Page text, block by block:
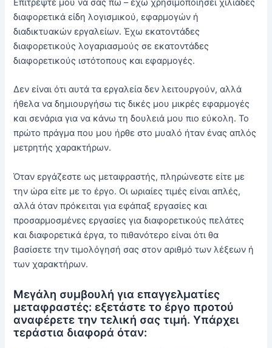
Επιτρέψτε μου να σας πω – έχω χρησιμοποιήσει χιλιάδες
διαφορετικά είδη λογισμικού, εφαρμογών ή
διαδικτυακών εργαλείων. Έχω εκατοντάδες
διαφορετικούς λογαριασμούς σε εκατοντάδες
διαφορετικούς ιστότοπους και εφαρμογές.
Δεν είναι ότι αυτά τα εργαλεία δεν λειτουργούν, αλλά
ήθελα να δημιουργήσω τις δικές μου μικρές εφαρμογές
και σενάρια για να κάνω τη δουλειά μου πιο εύκολη. Το
πρώτο πράγμα που μου ήρθε στο μυαλό ήταν ένας απλός
μετρητής χαρακτήρων.
Όταν εργάζεστε ως μεταφραστής, πληρώνεστε είτε με
την ώρα είτε με το έργο. Οι ωριαίες τιμές είναι απλές,
αλλά όταν πρόκειται για εφάπαξ εργασίες και
προσαρμοσμένες εργασίες για διαφορετικούς πελάτες
και διαφορετικά έργα, το πιθανότερο είναι ότι θα
βασίσετε την τιμολόγησή σας στον αριθμό των λέξεων ή
των χαρακτήρων.
Μεγάλη συμβουλή για επαγγελματίες
μεταφραστές: εξετάστε το έργο προτού
αναφέρετε την τελική σας τιμή. Υπάρχει
τεράστια διαφορά όταν: